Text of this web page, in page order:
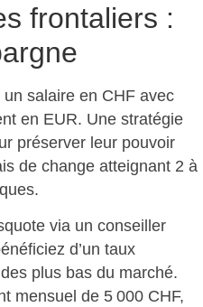
frontaliers :
salaire en CHF avec
en EUR. Une stratégie
préserver leur pouvoir
de change atteignant 2 à
via un conseiller
d’un taux
plus bas du marché.
mensuel de 5 000 CHF,